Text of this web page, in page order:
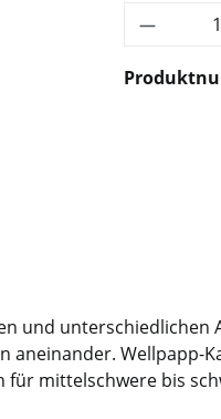
und unterschiedlichen
aneinander.
mittelschwere bis